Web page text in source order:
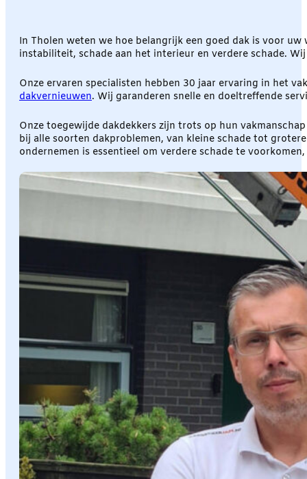
In Tholen weten we hoe belangrijk een goed dak is voor
instabiliteit, schade aan het interieur en verdere schade.
Onze ervaren specialisten hebben 30 jaar ervaring in het
dakvernieuwen. Wij garanderen snelle en doeltreffende
Onze toegewijde dakdekkers zijn trots op hun
bij alle soorten dakproblemen, van kleine schade tot
ondernemen is essentieel om verdere schade te